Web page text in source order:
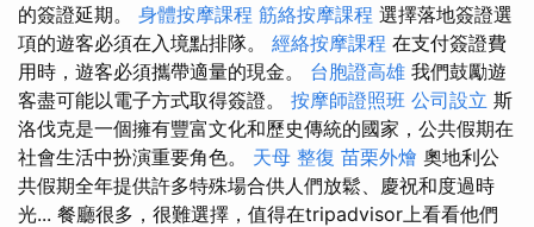
的簽證延期。 身體按摩課程 筋絡按摩課程 選擇落地簽證選
項的遊客必須在入境點排隊。 經絡按摩課程 在支付簽證費
用時，遊客必須攜帶適量的現金。 台胞證高雄 我們鼓勵遊
客盡可能以電子方式取得簽證。 按摩師證照班 公司設立 斯
洛伐克是一個擁有豐富文化和歷史傳統的國家，公共假期在
社會生活中扮演重要角色。 天母 整復 苗栗外燴 奧地利公
共假期全年提供許多特殊場合供人們放鬆、慶祝和度過時
光... 餐廳很多，很難選擇，值得在tripadvisor上看看他們